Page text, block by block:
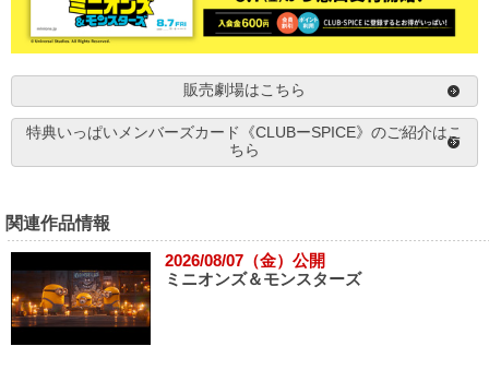
販売劇場はこちら
特典いっぱいメンバーズカード《CLUBーSPICE》のご紹介はこ
ちら
関連作品情報
2026/08/07（金）公開
ミニオンズ＆モンスターズ